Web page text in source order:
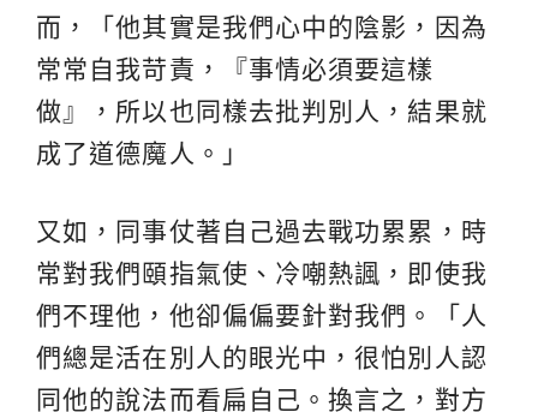
而，「他其實是我們心中的陰影，因為
常常自我苛責，『事情必須要這樣
做』，所以也同樣去批判別人，結果就
成了道德魔人。」
又如，同事仗著自己過去戰功累累，時
常對我們頤指氣使、冷嘲熱諷，即使我
們不理他，他卻偏偏要針對我們。「人
們總是活在別人的眼光中，很怕別人認
同他的說法而看扁自己。換言之，對方